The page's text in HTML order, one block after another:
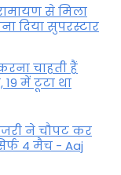
से मिला
दिया सुपरस्टार
चाहती हैं
में टूटा था
ने चौपट कर
4 मैच - Aaj